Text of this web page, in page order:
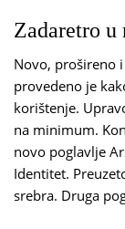
Zadaretro u
Novo, prošireno
provedeno je
korištenje.
na minimum.
novo poglavlje
Identitet.
srebra. Druga